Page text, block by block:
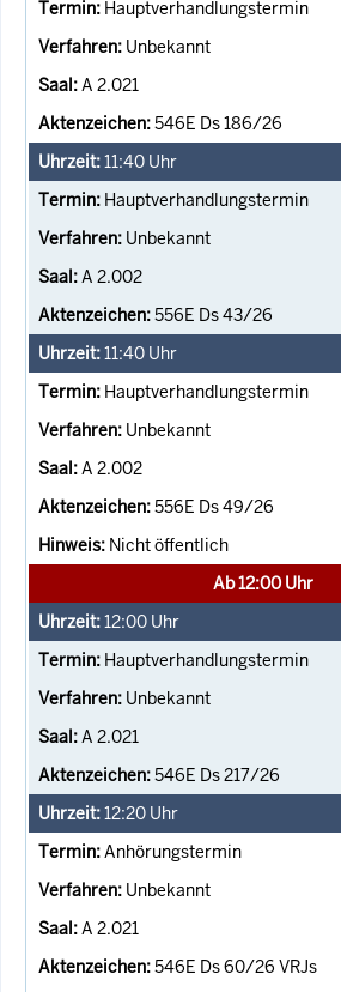
Hauptverhandlungstermin
Unbekannt
A 2.021
546E Ds 186/26
11:40 Uhr
Hauptverhandlungstermin
Unbekannt
A 2.002
556E Ds 43/26
11:40 Uhr
Hauptverhandlungstermin
Unbekannt
A 2.002
556E Ds 49/26
Nicht öffentlich
Ab 12:00 Uhr
12:00 Uhr
Hauptverhandlungstermin
Unbekannt
A 2.021
546E Ds 217/26
12:20 Uhr
Anhörungstermin
Unbekannt
A 2.021
546E Ds 60/26 VRJs